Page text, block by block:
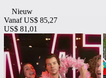
Nieuw
Vanaf US$ 85,27
US$ 81,01